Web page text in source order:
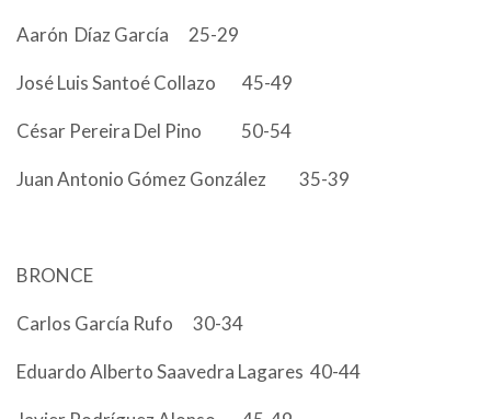
Aarón Díaz García 25-29
José Luis Santoé Collazo 45-49
César Pereira Del Pino 50-54
Juan Antonio Gómez González 35-39
BRONCE
Carlos García Rufo 30-34
Eduardo Alberto Saavedra Lagares 40-44